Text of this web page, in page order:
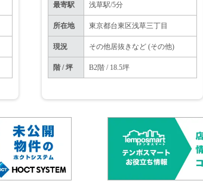
最寄駅 浅草駅/5分
所在地 東京都台東区浅草三丁目
現況 その他居抜きなど (その他)
階 / 坪 B2階 / 18.5坪